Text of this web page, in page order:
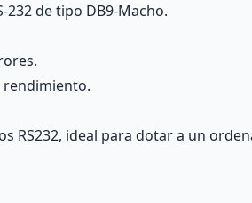
232 de tipo DB9-Macho.
rendimiento.
RS232, ideal para dotar a un